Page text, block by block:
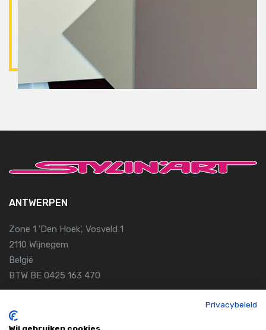
ANTWERPEN
Zone 1 'Den Hoek', Vosveld 1
2110 Wijnegem
België
BTW BE 0425 163 470
GENT Privacybeleid